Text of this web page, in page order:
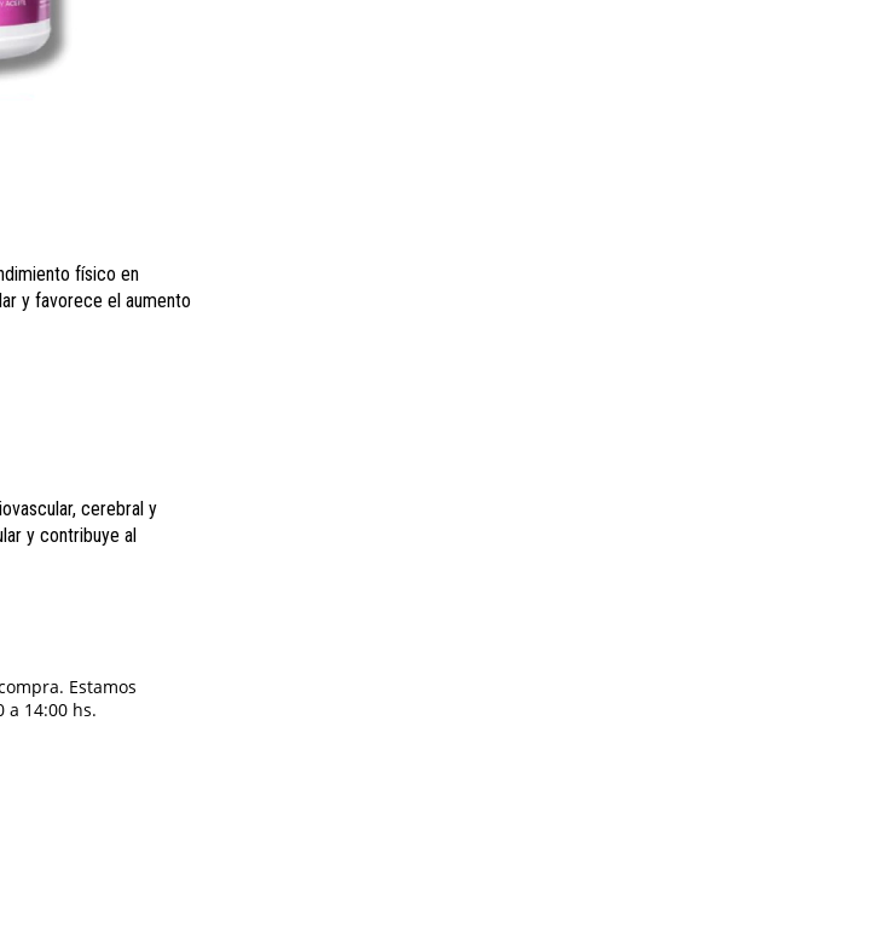
físico en
y favorece el aumento
cerebral y
y contribuye al
Estamos
a 14:00 hs.